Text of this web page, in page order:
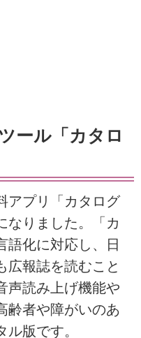
ール「カタロ
アプリ「カタログ
なりました。「カ
語化に対応し、日
広報誌を読むこと
声読み上げ機能や
齢者や障がいのあ
版です。